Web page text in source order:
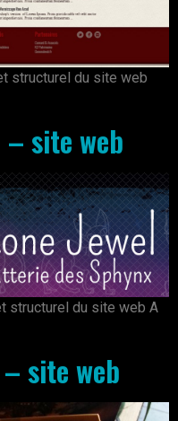
structurel du site web
– site web
structurel du site web A
site web